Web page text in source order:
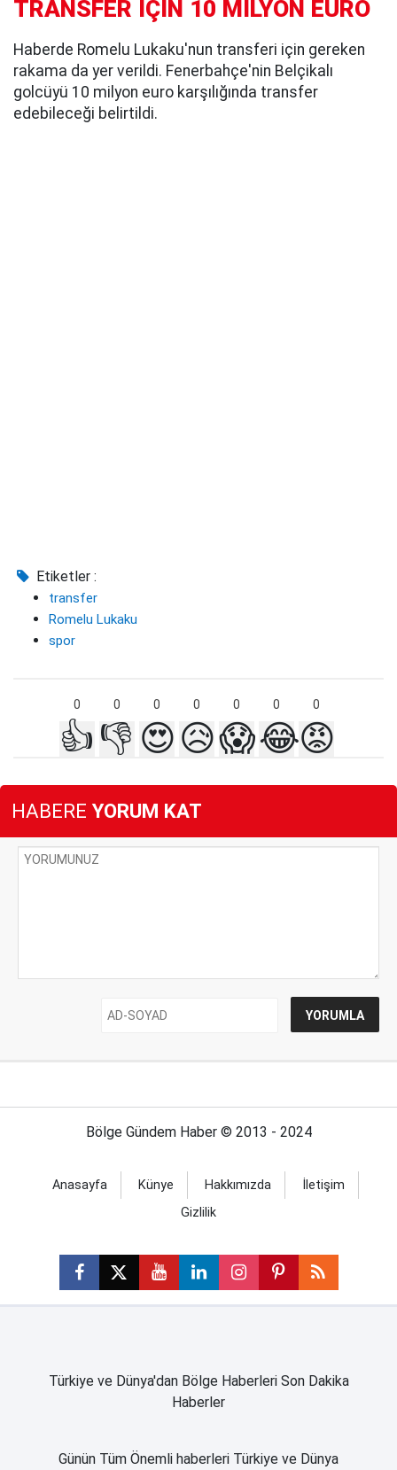
TRANSFER İÇİN 10 MİLYON EURO
Haberde Romelu Lukaku'nun transferi için gereken
rakama da yer verildi. Fenerbahçe'nin Belçikalı
golcüyü 10 milyon euro karşılığında transfer
edebileceği belirtildi.
Etiketler :
transfer
Romelu Lukaku
spor
0 0 0 0 0 0 0
👍 👎 😍😥😱😂😡
HABERE YORUM KAT
Bölge Gündem Haber © 2013 - 2024
Anasayfa Künye Hakkımızda
İletişim
Gizlilik
Türkiye ve Dünya'dan Bölge Haberleri Son Dakika
Haberler
Günün Tüm Önemli haberleri Türkiye ve Dünya